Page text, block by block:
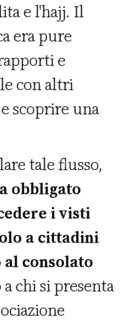
e l'hajj. Il
era pure
e
con altri
scoprire una
tale flusso,
obbligato
i visti
a cittadini
consolato
chi si presenta